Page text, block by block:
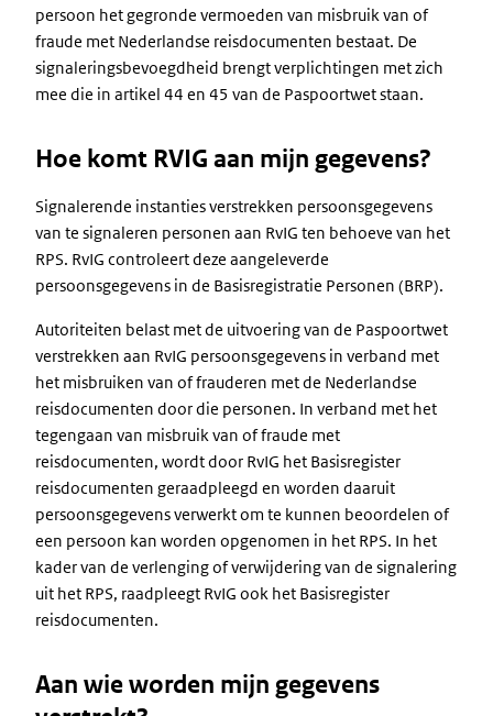
persoon het gegronde vermoeden van misbruik van of
fraude met Nederlandse reisdocumenten bestaat. De
signaleringsbevoegdheid brengt verplichtingen met zich
mee die in artikel 44 en 45 van de Paspoortwet staan.
Hoe komt RVIG aan mijn gegevens?
Signalerende instanties verstrekken persoonsgegevens
van te signaleren personen aan RvIG ten behoeve van het
RPS. RvIG controleert deze aangeleverde
persoonsgegevens in de Basisregistratie Personen (BRP).
Autoriteiten belast met de uitvoering van de Paspoortwet
verstrekken aan RvIG persoonsgegevens in verband met
het misbruiken van of frauderen met de Nederlandse
reisdocumenten door die personen. In verband met het
tegengaan van misbruik van of fraude met
reisdocumenten, wordt door RvIG het Basisregister
reisdocumenten geraadpleegd en worden daaruit
persoonsgegevens verwerkt om te kunnen beoordelen of
een persoon kan worden opgenomen in het RPS. In het
kader van de verlenging of verwijdering van de signalering
uit het RPS, raadpleegt RvIG ook het Basisregister
reisdocumenten.
Aan wie worden mijn gegevens